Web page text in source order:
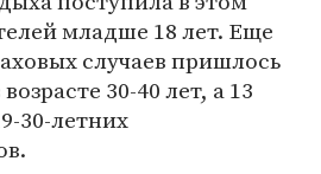
младше 18 лет. Еще
случаев пришлось
30-40 лет, а 13
30-летних